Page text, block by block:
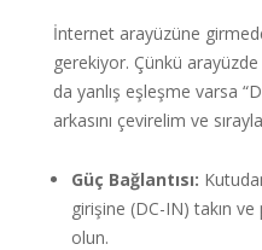
İnternet arayüzüne
gerekiyor. Çünkü
da yanlış eşleşme varsa
arkasını çevirelim ve
Güç Bağlantısı:
girişine (DC-IN) takın ve
olun.